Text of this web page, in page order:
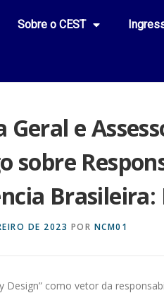
Sobre o CEST
e
sobre
DE 2023 POR NCM01
Design” como vetor da